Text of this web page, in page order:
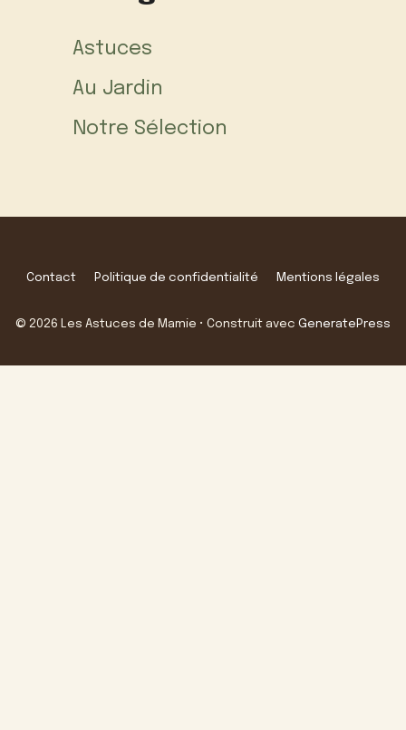
Astuces
Au Jardin
Notre Sélection
Contact Politique de confidentialité Mentions légales
© 2026 Les Astuces de Mamie • Construit avec GeneratePress